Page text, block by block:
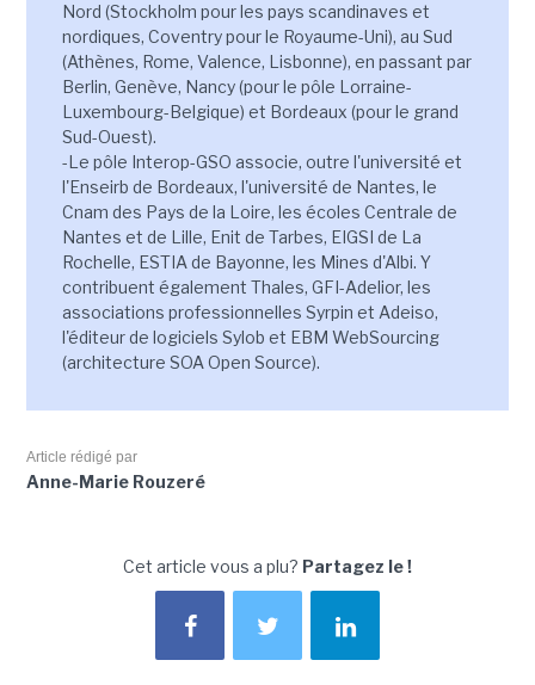
Nord (Stockholm pour les pays scandinaves et
nordiques, Coventry pour le Royaume-Uni), au Sud
(Athènes, Rome, Valence, Lisbonne), en passant par
Berlin, Genève, Nancy (pour le pôle Lorraine-
Luxembourg-Belgique) et Bordeaux (pour le grand
Sud-Ouest).
-Le pôle Interop-GSO associe, outre l'université et
l'Enseirb de Bordeaux, l'université de Nantes, le
Cnam des Pays de la Loire, les écoles Centrale de
Nantes et de Lille, Enit de Tarbes, EIGSI de La
Rochelle, ESTIA de Bayonne, les Mines d'Albi. Y
contribuent également Thales, GFI-Adelior, les
associations professionnelles Syrpin et Adeiso,
l'éditeur de logiciels Sylob et EBM WebSourcing
(architecture SOA Open Source).
Article rédigé par
Anne-Marie Rouzeré
Cet article vous a plu? Partagez le !